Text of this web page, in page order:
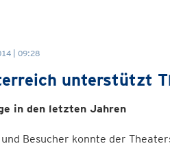
| 09:28
unterstützt
in den letzten Jahren
Besucher konnte der